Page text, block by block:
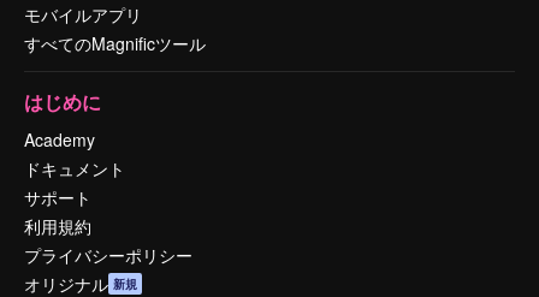
モバイルアプリ
すべてのMagnificツール
はじめに
Academy
ドキュメント
サポート
利用規約
プライバシーポリシー
オリジナル 新規